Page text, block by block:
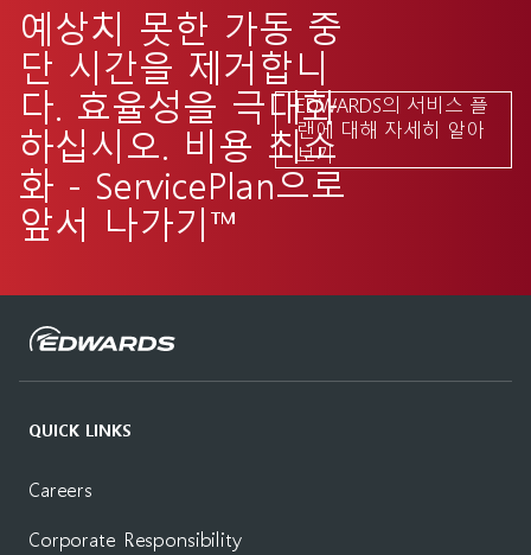
예상치 못한 가동 중
단 시간을 제거합니
다. 효율성을 극대화
하십시오. 비용 최소
화 - ServicePlan으로
앞서 나가기™
EDWARDS의 서비스 플
랜에 대해 자세히 알아
보기
QUICK LINKS
Careers
Corporate Responsibility